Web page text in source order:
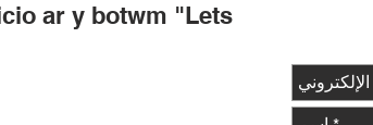
ar y botwm "Lets